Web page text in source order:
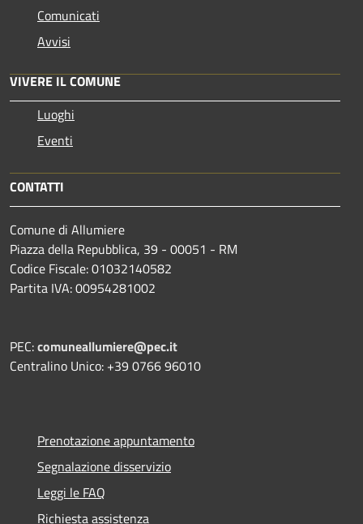
Comunicati
Avvisi
VIVERE IL COMUNE
Luoghi
Eventi
CONTATTI
Comune di Allumiere
Piazza della Repubblica, 39 - 00051 - RM
Codice Fiscale: 01032140582
Partita IVA: 00954281002
PEC:comuneallumiere@pec.it
Centralino Unico: +39 0766 96010
Prenotazione appuntamento
Segnalazione disservizio
Leggi le FAQ
Richiesta assistenza